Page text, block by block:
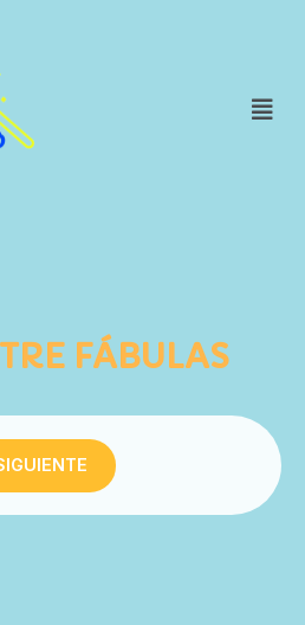
FÁBULAS